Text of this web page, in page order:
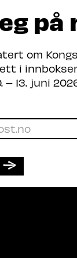
om
i
– 13. juni